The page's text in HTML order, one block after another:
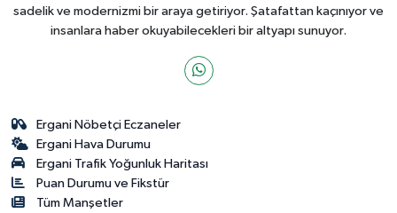
sadelik ve modernizmi bir araya getiriyor. Şatafattan kaçınıyor ve
insanlara haber okuyabilecekleri bir altyapı sunuyor.
Ergani Nöbetçi Eczaneler
Ergani Hava Durumu
Ergani Trafik Yoğunluk Haritası
Puan Durumu ve Fikstür
Tüm Manşetler